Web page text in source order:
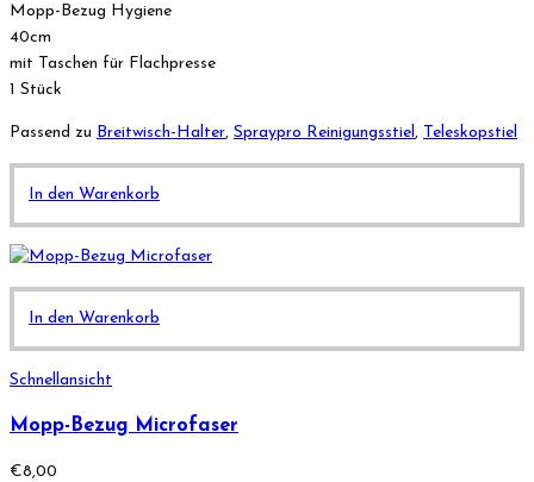
Mopp-Bezug Hygiene
40cm
mit Taschen für Flachpresse
1 Stück
Passend zu Breitwisch-Halter, Spraypro Reinigungsstiel , Teleskopstiel
In den Warenkorb
In den Warenkorb
Schnellansicht
Mopp-Bezug Microfaser
€8,00